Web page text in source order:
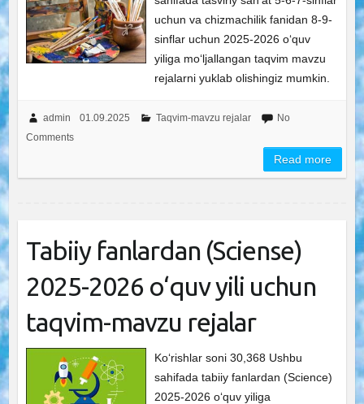
uchun va chizmachilik fanidan 8-9-
sinflar uchun 2025-2026 o‘quv
yiliga mo‘ljallangan taqvim mavzu
rejalarni yuklab olishingiz mumkin.
admin 01.09.2025 Taqvim-mavzu rejalar
No
Comments
Read more
Tabiiy fanlardan (Sciense)
2025-2026 o‘quv yili uchun
taqvim-mavzu rejalar
Ko‘rishlar soni 30,368 Ushbu
sahifada tabiiy fanlardan (Science)
2025-2026 o‘quv yiliga